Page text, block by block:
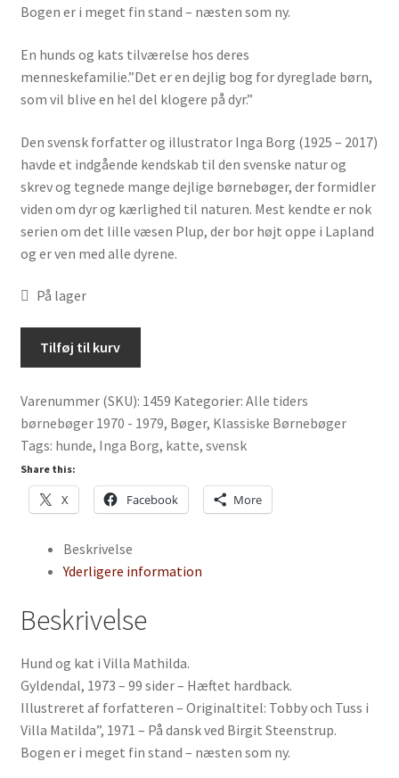
Bogen er i meget fin stand – næsten som ny.
En hunds og kats tilværelse hos deres
menneskefamilie.”Det er en dejlig bog for dyreglade børn,
som vil blive en hel del klogere på dyr.”
Den svensk forfatter og illustrator Inga Borg (1925 – 2017)
havde et indgående kendskab til den svenske natur og
skrev og tegnede mange dejlige børnebøger, der formidler
viden om dyr og kærlighed til naturen. Mest kendte er nok
serien om det lille væsen Plup, der bor højt oppe i Lapland
og er ven med alle dyrene.
På lager
i
villa
Matilda
af
Inga
Borg
Tilføj til kurv
Varenummer (SKU): 1459 Kategorier: Alle tiders
børnebøger 1970 - 1979, Bøger, Klassiske Børnebøger
Tags: hunde, Inga Borg, katte, svensk
Share this:
X Facebook More
Beskrivelse
Yderligere information
Beskrivelse
Hund og kat i Villa Mathilda.
Gyldendal, 1973 – 99 sider – Hæftet hardback.
Illustreret af forfatteren – Originaltitel: Tobby och Tuss i
Villa Matilda”, 1971 – På dansk ved Birgit Steenstrup.
Bogen er i meget fin stand – næsten som ny.